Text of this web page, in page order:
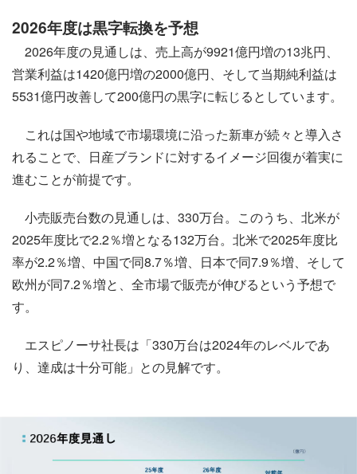
2026年度は黒字転換を予想
2026年度の見通しは、売上高が9921億円増の13兆円、
営業利益は1420億円増の2000億円、そして当期純利益は
5531億円改善して200億円の黒字に転じるとしています。
これは国や地域で市場環境に沿った新車が続々と導入さ
れることで、日産ブランドに対するイメージ回復が着実に
進むことが前提です。
小売販売台数の見通しは、330万台。このうち、北米が
2025年度比で2.2％増となる132万台。北米で2025年度比
率が2.2％増、中国で同8.7％増、日本で同7.9％増、そして
欧州が同7.2％増と、全市場で販売が伸びるという予想で
す。
エスピノーサ社長は「330万台は2024年のレベルであ
り、達成は十分可能」との見解です。